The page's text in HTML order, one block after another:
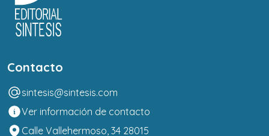
Contacto
sintesis@sintesis.com
Ver información de contacto
Calle Vallehermoso, 34 28015